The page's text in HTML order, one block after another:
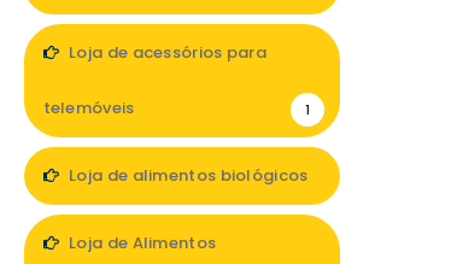
Loja de acessórios para
telemóveis 1
Loja de alimentos biológicos
Loja de Alimentos